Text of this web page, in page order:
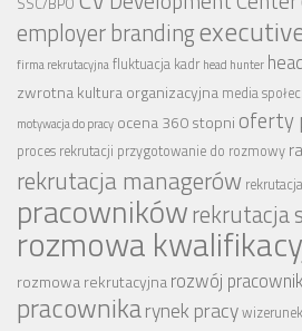
employer branding
firma rekrutacyjnafluktuacja kadr head hunter
zwrotnakultura organizacyjna media
motywacja do pracy ocena 360 stopni oferty
proces rekrutacji przygotowanie do rozmowy
rekrutacja managerów
pracownikówrekrutacja
rozmowa
rozmowa rekrutacyjnarozwój
pracownikarynek pracy